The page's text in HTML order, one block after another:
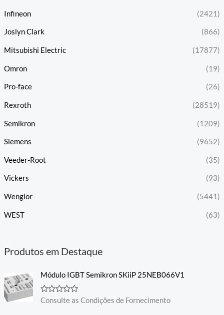
Infineon (2421)
Joslyn Clark (866)
Mitsubishi Electric (17877)
Omron (19)
Pro-face (26)
Rexroth (28519)
Semikron (1209)
Siemens (9652)
Veeder-Root (35)
Vickers (93)
Wenglor (5441)
WEST (63)
Produtos em Destaque
Módulo IGBT Semikron SKiiP 25NEB066V1
A
Consulte as Condições de Fornecimento